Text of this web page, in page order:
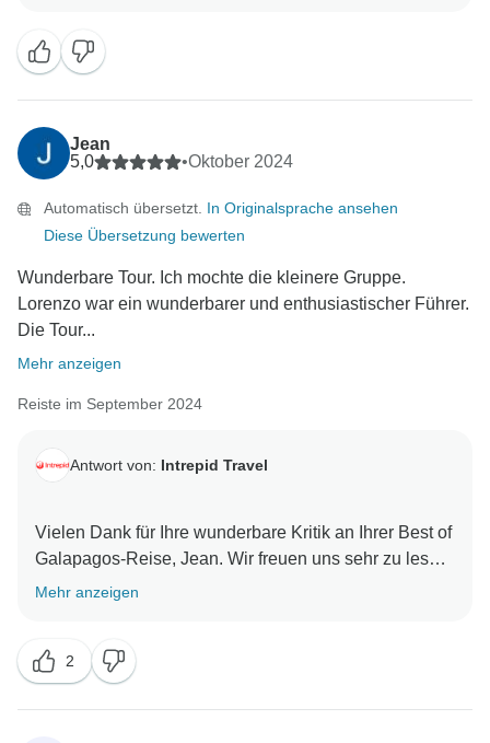
einem unserer Abenteuer begrüßen zu dürfen und
wünschen Ihnen tolle Erinnerungen an Ihre Zeit auf
Jean
5,0
•Oktober 2024
Automatisch übersetzt. In Originalsprache ansehen
Diese Übersetzung bewerten
Wunderbare Tour. Ich mochte die kleinere Gruppe.
Lorenzo war ein wunderbarer und enthusiastischer Führer.
Die Tour...
Mehr anzeigen
Reiste im September 2024
Antwort von: Intrepid Travel
Vielen Dank für Ihre wunderbare Kritik an Ihrer Best of
Galapagos-Reise, Jean. Wir freuen uns sehr zu lesen,
dass Ihr Reiseleiter Lorenzo mehr getan hat, als nur
freuen uns darauf, Sie in nicht allzu ferner Zukunft bei
einem weiteren Intrepid-Abenteuer begrüßen zu
Mehr anzeigen
2